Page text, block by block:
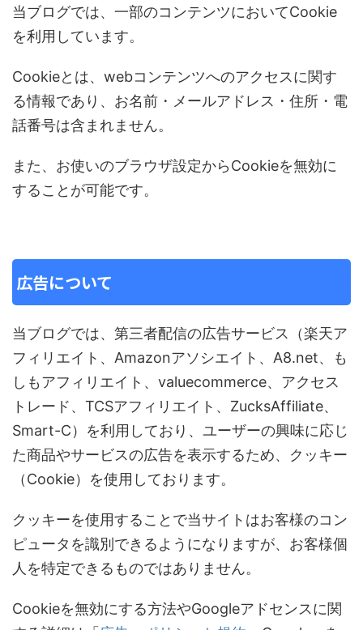
当ブログでは、一部のコンテンツにおいてCookie
を利用しています。
Cookieとは、webコンテンツへのアクセスに関す
る情報であり、お名前・メールアドレス・住所・電
話番号は含まれません。
また、お使いのブラウザ設定からCookieを無効に
することが可能です。
広告について
当ブログでは、第三者配信の広告サービス（楽天ア
フィリエイト、Amazonアソシエイト、A8.net、も
しもアフィリエイト、valuecommerce、アクセス
トレード、TCSアフィリエイト、ZucksAffiliate、
Smart-C）を利用しており、ユーザーの興味に応じ
た商品やサービスの広告を表示するため、クッキー
（Cookie）を使用しております。
クッキーを使用することで当サイトはお客様のコン
ピュータを識別できるようになりますが、お客様個
人を特定できるものではありません。
Cookieを無効にする方法やGoogleアドセンスに関